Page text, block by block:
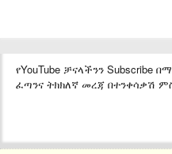
የYouTube ቻናላችንን Subscribe
ፈጣንና ትክክለኛ መረጃ በተንቀሳቃሽ